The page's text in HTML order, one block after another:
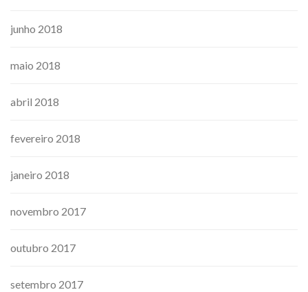
junho 2018
maio 2018
abril 2018
fevereiro 2018
janeiro 2018
novembro 2017
outubro 2017
setembro 2017